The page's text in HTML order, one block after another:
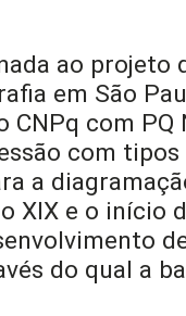
ao projeto
em São
CNPq com
com
a
XIX e o início
do qual a